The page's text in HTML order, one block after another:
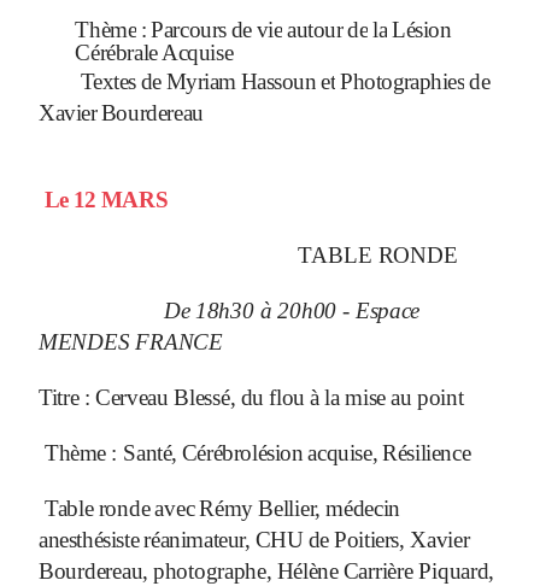
Thème : ParcoursdevieautourdelaLésion
Cérébrale Acquise
TextesdeMyriam HassounetPhotographies de
XavierBourdereau
Le 12 MARS
TABLE RONDE
De 18h30 à 20h00 - Espace
MENDES FRANCE
Titre : Cerveau Blessé, du flou à la mise au point
Thème : Santé, Cérébrolésion acquise,Résilience
Table rondeavecRémy Bellier, médecin
anesthésiste réanimateur, CHU de Poitiers,Xavier
Bourdereau, photographe, HélèneCarrièrePiquard,